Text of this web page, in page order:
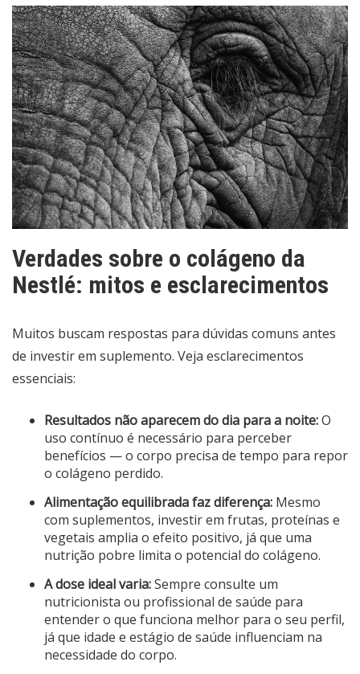
Verdades sobre o colágeno da
Nestlé: mitos e esclarecimentos
Muitos buscam respostas para dúvidas comuns antes
de investir em suplemento. Veja esclarecimentos
essenciais:
Resultados não aparecem do dia para a noite:O
uso contínuo é necessário para perceber
benefícios — o corpo precisa de tempo para repor
o colágeno perdido.
Alimentação equilibrada faz diferença: Mesmo
com suplementos, investir em frutas, proteínas e
vegetais amplia o efeito positivo, já que uma
nutrição pobre limita o potencial do colágeno.
A dose ideal varia:Sempre consulte um
nutricionista ou profissional de saúde para
entender o que funciona melhor para o seu perfil,
já que idade e estágio de saúde influenciam na
necessidade do corpo.